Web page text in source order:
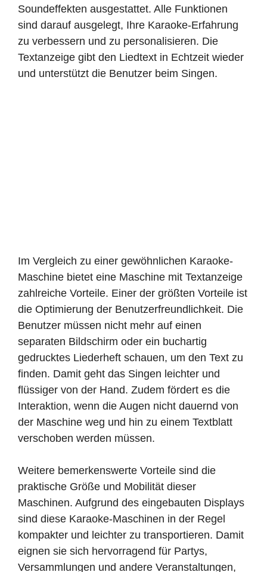
Soundeffekten ausgestattet. Alle Funktionen
sind darauf ausgelegt, Ihre Karaoke-Erfahrung
zu verbessern und zu personalisieren. Die
Textanzeige gibt den Liedtext in Echtzeit wieder
und unterstützt die Benutzer beim Singen.
Im Vergleich zu einer gewöhnlichen Karaoke-
Maschine bietet eine Maschine mit Textanzeige
zahlreiche Vorteile. Einer der größten Vorteile ist
die Optimierung der Benutzerfreundlichkeit. Die
Benutzer müssen nicht mehr auf einen
separaten Bildschirm oder ein buchartig
gedrucktes Liederheft schauen, um den Text zu
finden. Damit geht das Singen leichter und
flüssiger von der Hand. Zudem fördert es die
Interaktion, wenn die Augen nicht dauernd von
der Maschine weg und hin zu einem Textblatt
verschoben werden müssen.
Weitere bemerkenswerte Vorteile sind die
praktische Größe und Mobilität dieser
Maschinen. Aufgrund des eingebauten Displays
sind diese Karaoke-Maschinen in der Regel
kompakter und leichter zu transportieren. Damit
eignen sie sich hervorragend für Partys,
Versammlungen und andere Veranstaltungen,